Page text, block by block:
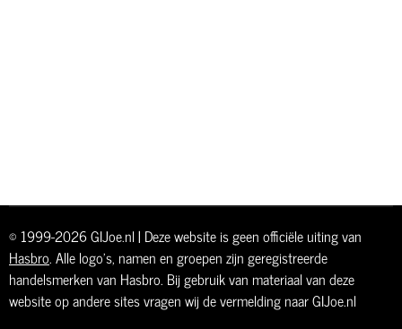
© 1999-2026 GIJoe.nl | Deze website is geen officiële uiting van
Hasbro. Alle logo's, namen en groepen zijn geregistreerde
handelsmerken van Hasbro. Bij gebruik van materiaal van deze
website op andere sites vragen wij de vermelding naar GIJoe.nl